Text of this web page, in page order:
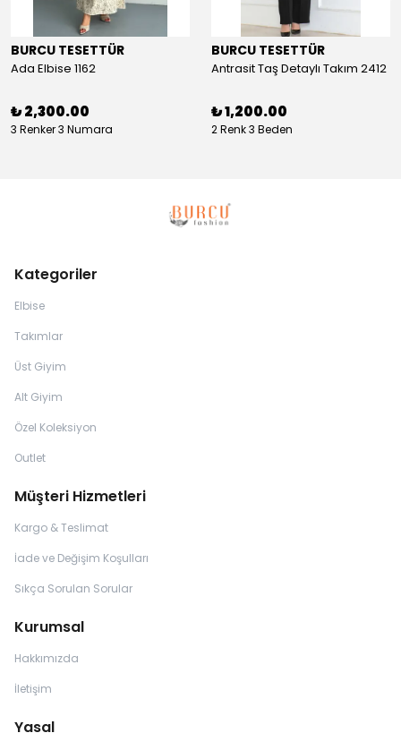
BURCU TESETTÜR
Ada Elbise 1162
₺ 2,300.00
3 Renker 3 Numara
BURCU TESETTÜR
Antrasit Taş Detaylı Takım 2412
₺ 1,200.00
2 Renk 3 Beden
Kategoriler
Elbise
Takımlar
Üst Giyim
Alt Giyim
Özel Koleksiyon
Outlet
Müşteri Hizmetleri
Kargo & Teslimat
İade ve Değişim Koşulları
Sıkça Sorulan Sorular
Kurumsal
Hakkımızda
İletişim
Yasal